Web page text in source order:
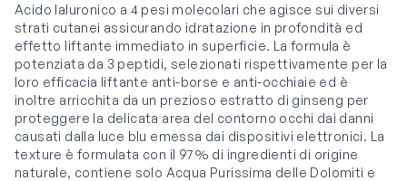
Acido Ialuronico a 4 pesi molecolari che agisce sui diversi
strati cutanei assicurando idratazione in profondità ed
effetto liftante immediato in superficie. La formula è
potenziata da 3 peptidi, selezionati rispettivamente per la
loro efficacia liftante anti-borse e anti-occhiaie ed è
inoltre arricchita da un prezioso estratto di ginseng per
proteggere la delicata area del contorno occhi dai danni
causati dalla luce blu emessa dai dispositivi elettronici. La
texture è formulata con il 97% di ingredienti di origine
naturale, contiene solo Acqua Purissima delle Dolomiti e